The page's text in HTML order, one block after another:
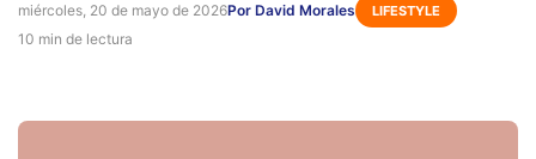
miércoles, 20 de mayo de 2026Por David Morales LIFESTYLE
10 min de lectura